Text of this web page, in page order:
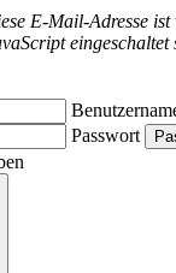
E-Mail-Adresse ist
eingeschaltet
Passwort